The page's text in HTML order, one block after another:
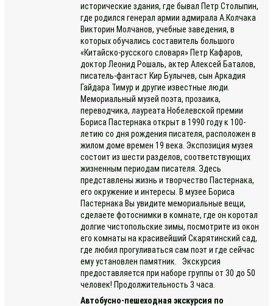
исторические здания, где бывал Петр Столыпин,
где родился генерал армии адмирала А.Колчака
Викторин Молчанов, учебные заведения, в
которых обучались составитель большого
«Китайско-русского словаря» Петр Кафаров,
доктор Леонид Рошаль, актер Алексей Баталов,
писатель-фантаст Кир Булычев, сын Аркадия
Гайдара Тимур и другие известные люди.
Мемориальный музей поэта, прозаика,
переводчика, лауреата Нобелевской премии
Бориса Пастернака открыт в 1990 году к 100-
летию со дня рождения писателя, расположен в
жилом доме времен 19 века. Экспозиция музея
состоит из шести разделов, соответствующих
жизненным периодам писателя. Здесь
представлены жизнь и творчество Пастернака,
его окружение и интересы. В музее Бориса
Пастернака Вы увидите мемориальные вещи,
сделаете фотоснимки в комнате, где он коротал
долгие чистопольские зимы, посмотрите из окон
его комнаты на красивейший Скарятинский сад,
где любил прогуливаться сам поэт и где сейчас
ему установлен памятник. Экскурсия
предоставляется при наборе группы от 30 до 50
человек! Продолжительность 3 часа.
Автобусно-пешеходная экскурсия по